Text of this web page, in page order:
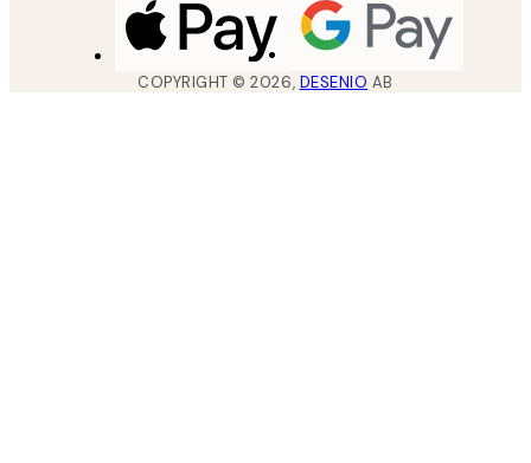
COPYRIGHT ©2026, DESENIO AB